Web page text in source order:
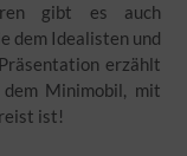
gibt es auch
dem Idealisten und
erzählt
Minimobil, mit
ist!